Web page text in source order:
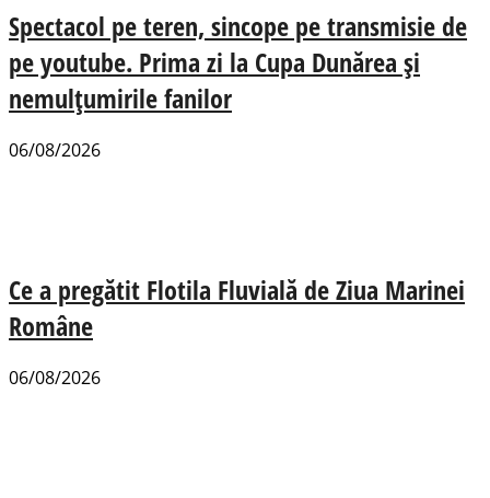
Spectacol pe teren, sincope pe transmisie de
pe youtube. Prima zi la Cupa Dunărea și
nemulțumirile fanilor
06/08/2026
Ce a pregătit Flotila Fluvială de Ziua Marinei
Române
06/08/2026